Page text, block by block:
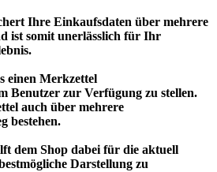
Ihre Einkaufsdaten über mehrere
ist somit unerlässlich für Ihr
einen Merkzettel
Benutzer zur Verfügung zu stellen.
auch über mehrere
bestehen.
dem Shop dabei für die aktuell
Darstellung zu